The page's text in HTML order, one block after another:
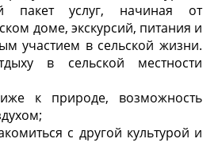
пакет услуг, начиная от
доме, экскурсий, питания и
участием в сельской жизни.
в сельской местности
к природе, возможность
с другой культурой и